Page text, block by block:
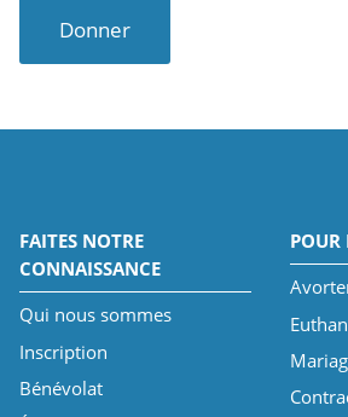
FAITES NOTRE
CONNAISSANCE
Qui nous sommes
Inscription
Bénévolat
POUR